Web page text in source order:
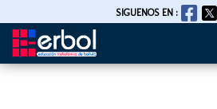
Pasar
SIGUENOS EN :